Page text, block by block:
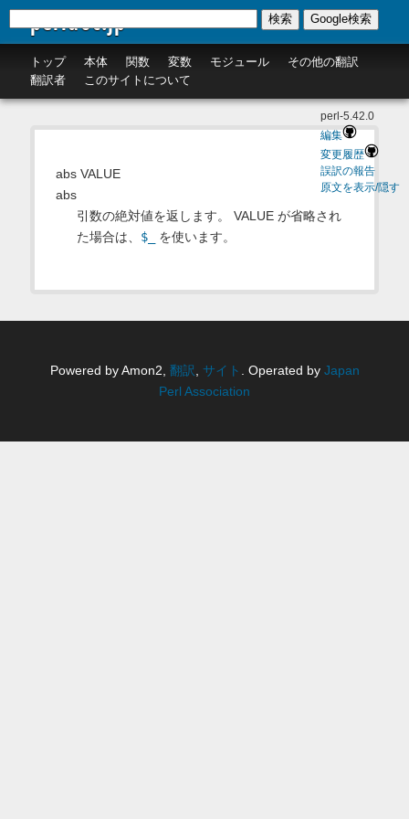
perldoc.jp
トップ 本体 関数 変数 モジュール
その他の翻訳
翻訳者
このサイトについて
検索 Google検索
perl-5.42.0
編集
変更履歴
誤訳の報告
原文を表示/隠す
abs VALUE
abs
引数の絶対値を返します。 VALUE が省略され
た場合は、 $_ を使います。
Powered by Amon2, 翻訳, サイト . Operated by Japan
Perl Association